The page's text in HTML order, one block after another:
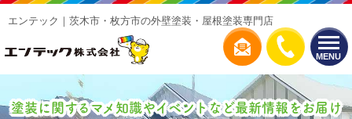
MENU
エンテック｜茨木市・枚方市の外壁塗装・屋根塗装専門店
塗装に関するマメ知識やイベントなど最新情報をお届け